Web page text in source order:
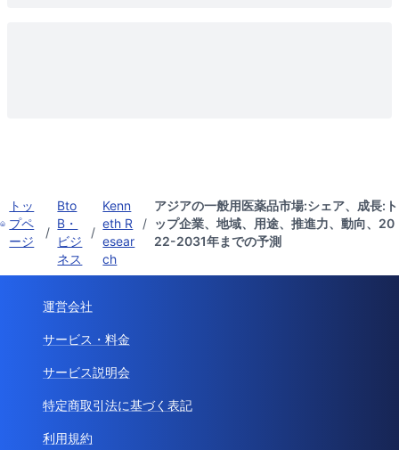
トッ
プペ
ージ
/
Bto
B・
ビジ
ネス
/
Kenn
eth R
esear
ch
/
アジアの一般用医薬品市場:シェア、成長:ト
ップ企業、地域、用途、推進力、動向、20
22-2031年までの予測
運営会社
サービス・料金
サービス説明会
特定商取引法に基づく表記
利用規約